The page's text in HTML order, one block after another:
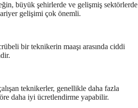
büyük şehirlerde ve gelişmiş sektörlerde
gelişimi çok önemli.
bir teknikerin maaşı arasında ciddi
teknikerler, genellikle daha fazla
daha iyi ücretlendirme yapabilir.